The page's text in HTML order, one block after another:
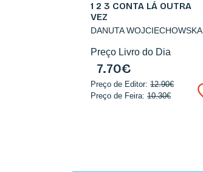
1 2 3 CONTA LÁ OUTRA
VEZ
DANUTA WOJCIECHOWSKA
Preço Livro do Dia
7.70€
Preço de Editor: 12.90€
Preço de Feira: 10.30€